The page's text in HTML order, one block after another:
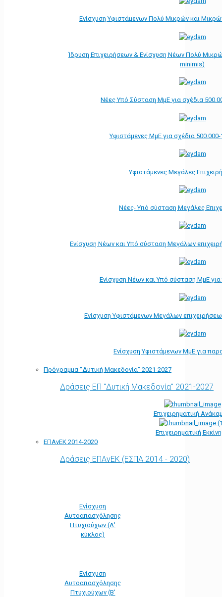
Ενίσχυση Υφιστάμενων Πολύ Μικρών και
Ίδρυση Επιχειρήσεων & Ενίσχυση Νέων Πολύ
minimis)
Νέες Υπό Σύσταση ΜμΕ για σχέδια
Υφιστάμενες ΜμΕ για σχέδια
Υφιστάμενες Μεγάλες
Νέες- Υπό σύσταση Μεγάλες
Ενίσχυση Νέων και Υπό σύσταση Μεγάλων
Ενίσχυση Νέων και Υπό σύσταση ΜμΕ
Ενίσχυση Υφιστάμενων Μεγάλων
Ενίσχυση Υφιστάμενων ΜμΕ για
Πρόγραμμα “Δυτική Μακεδονία” 2021-2027
Δράσεις ΕΠ "Δυτική Μακεδονία" 2021-2027
Επιχειρηματική
Επιχειρηματική
ΕΠΑνΕΚ 2014-2020
Δράσεις ΕΠΑνΕΚ (ΕΣΠΑ 2014 - 2020)
Ενίσχυση
Αυτοαπασχόλησης
Πτυχιούχων (Α'
κύκλος)
Ενίσχυση
Αυτοαπασχόλησης
Πτυχιούχων (Β'